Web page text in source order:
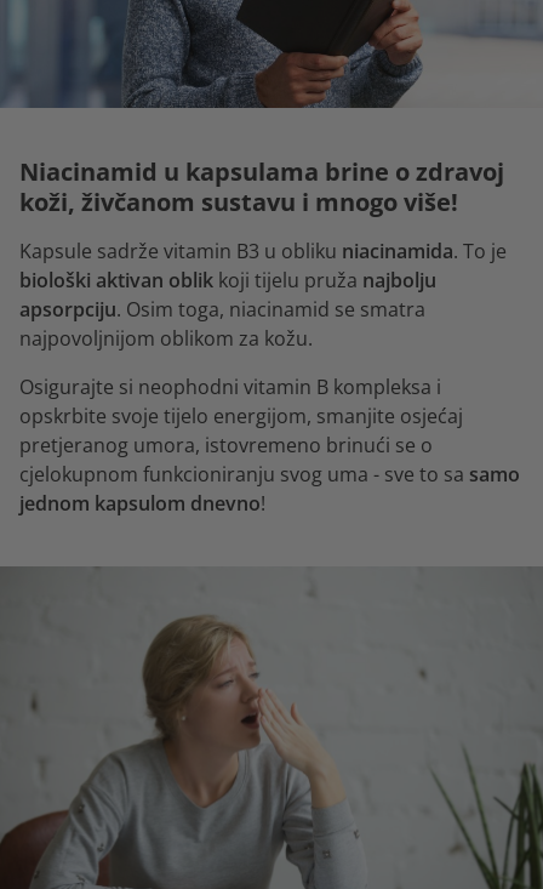
Niacinamid u kapsulama brine o zdravoj
koži, živčanom sustavu i mnogo više!
Kapsule sadrže vitamin B3 u obliku niacinamida. To je
biološki aktivan oblik koji tijelu pruža najbolju
apsorpciju. Osim toga, niacinamid se smatra
najpovoljnijom oblikom za kožu.
Osigurajte si neophodni vitamin B kompleksa i
opskrbite svoje tijelo energijom, smanjite osjećaj
pretjeranog umora, istovremeno brinući se o
cjelokupnom funkcioniranju svog uma - sve to sa samo
jednom kapsulom dnevno!